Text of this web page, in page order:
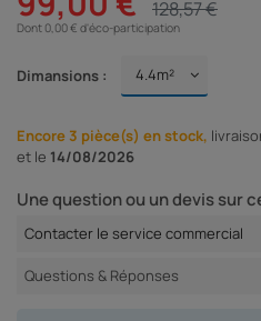
128,57 €
Dont 0,00 € d'éco-participation
Dimansions :
Encore 3 pièce(s) en stock,
et le 14/08/2026
Une question ou un devis sur
Contacter le service commercial
Questions & Réponses